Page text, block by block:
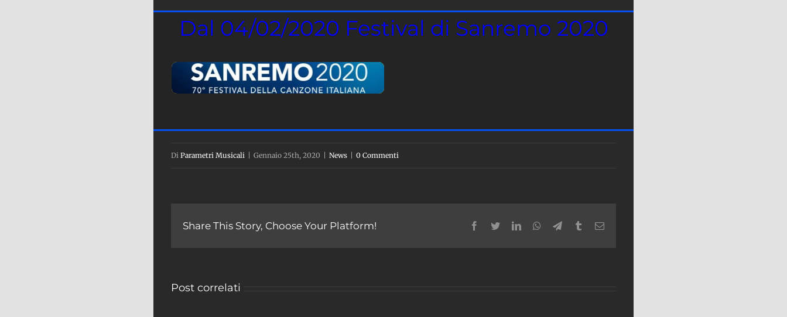
Dal 04/02/2020 Festival di Sanremo 2020
Trascrizioni e orchestrazioni Giancarlo Di
Irene Grandi
Di Parametri Musicali Gennaio 25th, 2020 News 0 Commenti
Share This Story, Choose Your Platform! Facebook
TwitterLinkedInWhatsApp
TelegramTumblrEmail
Post correlati